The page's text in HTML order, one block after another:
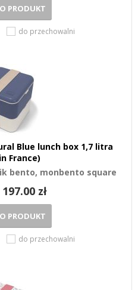
PRODUKT
do przechowalni
Blue lunch box 1,7 litra
France)
bento, monbento square
197.00 zł
PRODUKT
do przechowalni